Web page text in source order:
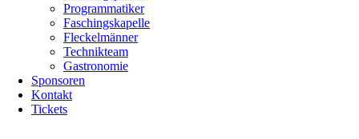
Programmatiker
Faschingskapelle
Fleckelmänner
Technikteam
Gastronomie
Sponsoren
Kontakt
Tickets